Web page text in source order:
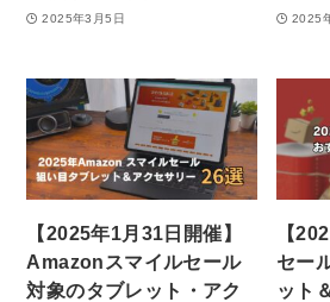
2025年3月5日 2025
【2025年1月31日開催】
Amazonスマイルセール
対象のタブレット・アク
【
セー
ット